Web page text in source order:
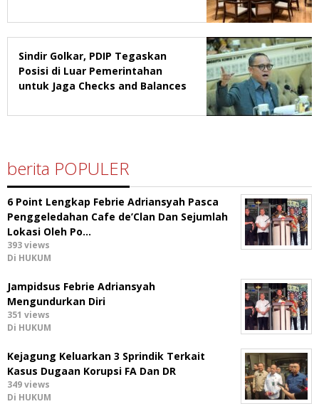
Sindir Golkar, PDIP Tegaskan
Posisi di Luar Pemerintahan
untuk Jaga Checks and Balances
berita POPULER
6 Point Lengkap Febrie Adriansyah Pasca
Penggeledahan Cafe de’Clan Dan Sejumlah
Lokasi Oleh Po…
393 views
Di HUKUM
Jampidsus Febrie Adriansyah
Mengundurkan Diri
351 views
Di HUKUM
Kejagung Keluarkan 3 Sprindik Terkait
Kasus Dugaan Korupsi FA Dan DR
349 views
Di HUKUM